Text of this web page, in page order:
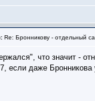
Re: Бронникову - отдельный
что значит -
если даже Бронникова